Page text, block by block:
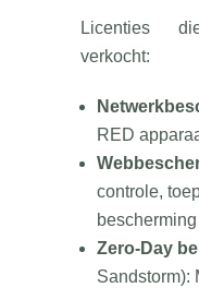
Licenties
verkocht:
RED
controle,
Zero-Day
Sandstorm):